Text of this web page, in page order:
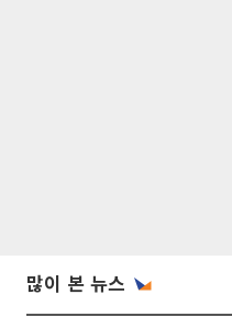
많이 본 뉴스